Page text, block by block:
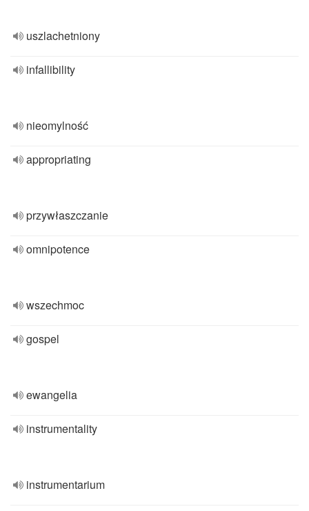
uszlachetniony
infallibility
nieomylność
appropriating
przywłaszczanie
omnipotence
wszechmoc
gospel
ewangelia
instrumentality
instrumentarium